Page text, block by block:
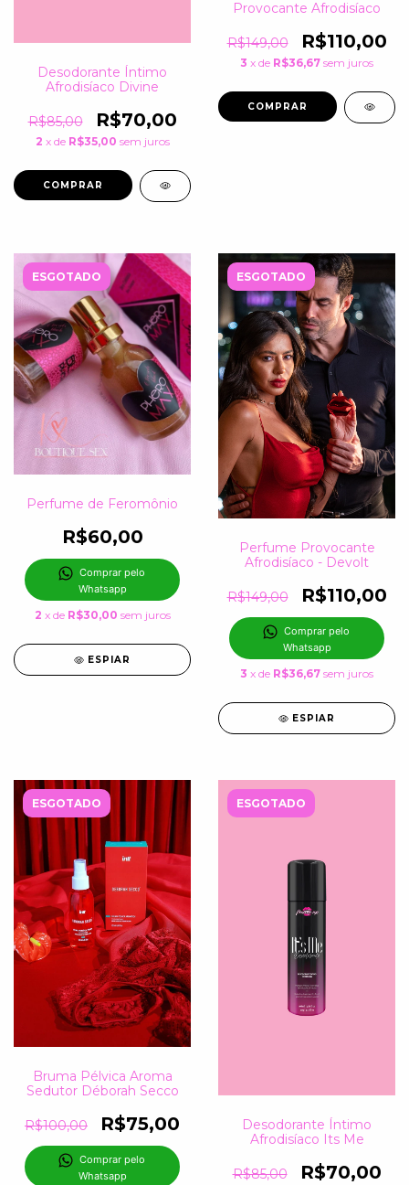
Desodorante Íntimo
Afrodisíaco Divine
R$85,00 R$70,00
2 x de R$35,00 sem juros
Provocante Afrodisíaco
R$149,00 R$110,00
3 x de R$36,67 sem juros
ESGOTADO
Perfume de Feromônio
R$60,00
Comprar pelo
Whatsapp
2 x de R$30,00 sem juros
ESPIAR
ESGOTADO
Perfume Provocante
Afrodisíaco - Devolt
R$149,00 R$110,00
Comprar pelo
Whatsapp
3 x de R$36,67 sem juros
ESPIAR
ESGOTADO
Bruma Pélvica Aroma
Sedutor Déborah Secco
R$100,00 R$75,00
Comprar pelo
Whatsapp
ESGOTADO
Desodorante Íntimo
Afrodisíaco Its Me
R$85,00 R$70,00